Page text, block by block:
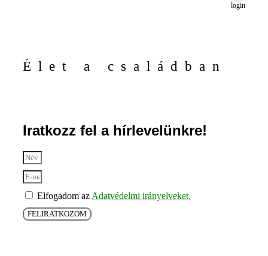
Élet a családban
Iratkozz fel a hírlevelünkre!
Elfogadom az Adatvédelmi irányelveket.
FELIRATKOZOM
login